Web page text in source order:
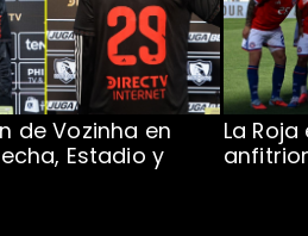
de Vozinha en
Estadio y
La